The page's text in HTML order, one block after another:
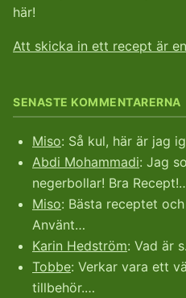
här!
Att skicka in ett recept är
SENASTE KOMMENTARERNA
Miso: Så kul, här är jag
Abdi Mohammadi: Jag
negerbollar! Bra
Miso: Bästa receptet
Använt…
Karin Hedström: Vad är
Tobbe: Verkar vara ett
tillbehör.…